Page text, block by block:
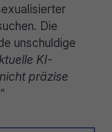
Die
unschuldige
KI-
präzise
“